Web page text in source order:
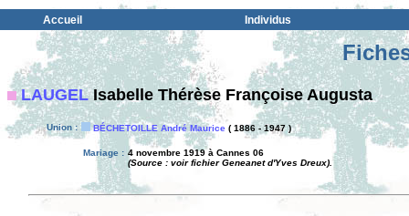
Accueil Individus
LAUGELIsabelle Thérèse Françoise Augusta
Union : BÉCHETOILLE André Maurice ( 1886 - 1947 )
Mariage : 4 novembre 1919 à Cannes 06
(Source : voir fichier Geneanet d'Yves Dreux).